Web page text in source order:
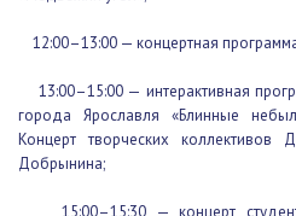
12:00–13:00 — концертная
13:00–15:00 — интерактивная
лиц города Ярославля «Блинные
Концерт творческих
Добрынина;
15:00–15:30 — концерт